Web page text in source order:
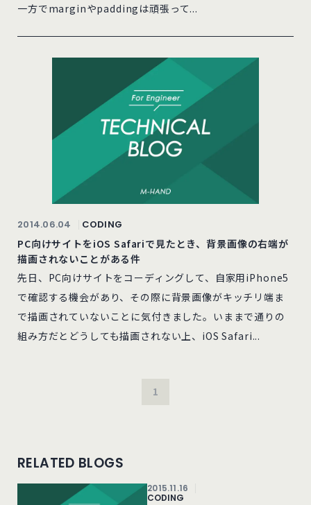
一方でmarginやpaddingは頑張って...
2014.06.04 CODING
PC向けサイトをiOS Safariで見たとき、背景画像の右端が
描画されないことがある件
先日、PC向けサイトをコーディングして、自家用iPhone5
で確認する機会があり、その際に背景画像がキッチリ端ま
で描画されていないことに気付きました。いままで通りの
組み方だとどうしても描画されない上、iOS Safari...
1
RELATED BLOGS
2015.11.16
CODING